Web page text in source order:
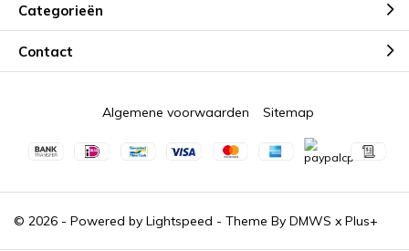
Categorieën
Contact
© 2026 - Powered by Lightspeed - Theme By DMWS x Plus+
Algemene voorwaarden Sitemap